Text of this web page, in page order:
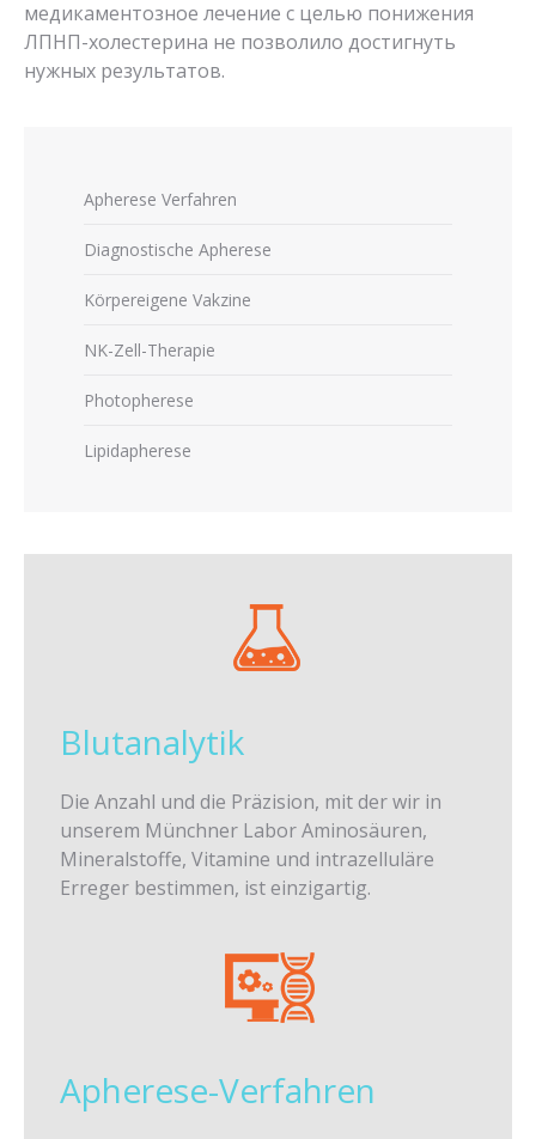
медикаментозное лечение с целью понижения
ЛПНП-холестерина не позволило достигнуть
нужных результатов.
Apherese Verfahren
Diagnostische Apherese
Körpereigene Vakzine
NK-Zell-Therapie
Photopherese
Lipidapherese
Blutanalytik
Die Anzahl und die Präzision, mit der wir in
unserem Münchner Labor Aminosäuren,
Mineralstoffe, Vitamine und intrazelluläre
Erreger bestimmen, ist einzigartig.
Apherese-Verfahren